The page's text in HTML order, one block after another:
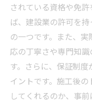
外壁塗装業者選
外壁塗装の
寝屋川市で
地域特有の
実績豊富な
外壁塗装で
されている資格や免
ば、建設業の許可を
の一つです。また、
応の丁寧さや専門知
す。さらに、保証制
イントです。施工後
してくれるのか、事